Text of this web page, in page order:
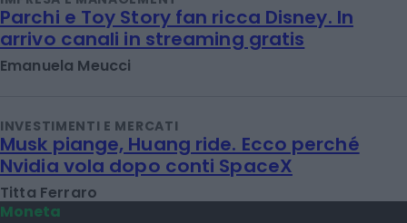
Parchi e Toy Story fan ricca Disney. In
arrivo canali in streaming gratis
Emanuela Meucci
INVESTIMENTI E MERCATI
Musk piange, Huang ride. Ecco perché
Nvidia vola dopo conti SpaceX
Titta Ferraro
Moneta